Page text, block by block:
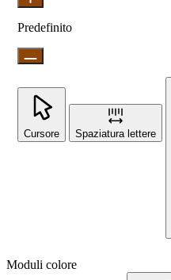
Predefinito
Cursore Spaziatura lettere
Moduli colore